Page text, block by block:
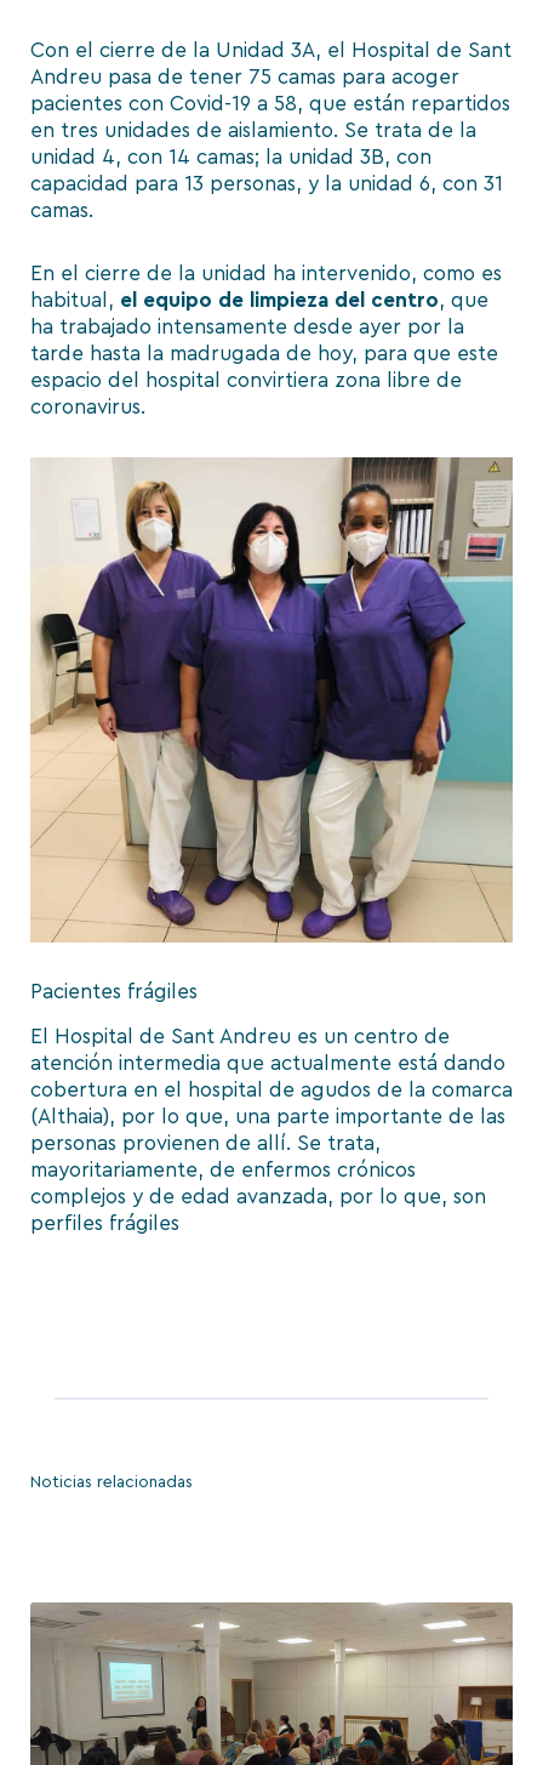
Con el cierre de la Unidad 3A, el Hospital de Sant
Andreu pasa de tener 75 camas para acoger
pacientes con Covid-19 a 58, que están repartidos
en tres unidades de aislamiento. Se trata de la
unidad 4, con 14 camas; la unidad 3B, con
capacidad para 13 personas, y la unidad 6, con 31
camas.
En el cierre de la unidad ha intervenido, como es
habitual, el equipo de limpieza del centro, que
ha trabajado intensamente desde ayer por la
tarde hasta la madrugada de hoy, para que este
espacio del hospital convirtiera zona libre de
coronavirus.
Pacientes frágiles
El Hospital de Sant Andreu es un centro de
atención intermedia que actualmente está dando
cobertura en el hospital de agudos de la comarca
(Althaia), por lo que, una parte importante de las
personas provienen de allí. Se trata,
mayoritariamente, de enfermos crónicos
complejos y de edad avanzada, por lo que, son
perfiles frágiles
Noticias relacionadas